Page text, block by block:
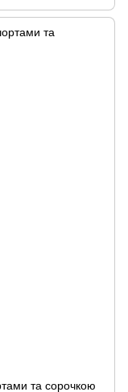
та сорочкою